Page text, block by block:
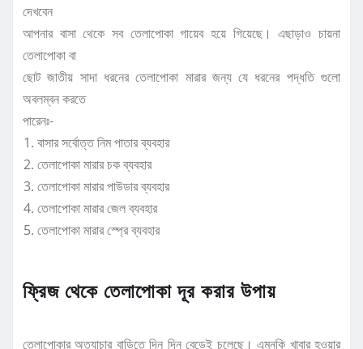
দেখবেন
আপনার বাসা থেকে সব তেলাপোকা গায়েব হয়ে গিয়েছে। এছাড়াও চায়না
তেলাপোকা বা
ছোট জাতীয় সাদা ধরনের তেলাপোকা মারার জন্য যে ধরনের পদ্ধতি গুলো
অবলম্বন করতে
পারেনঃ-
বাসার সর্বোত্ত নিম পাতার ব্যবহার
তেলাপোকা মারার চক ব্যবহার
তেলাপোকা মারার পাউডার ব্যবহার
তেলাপোকা মারার জেল ব্যবহার
তেলাপোকা মারার স্প্রে ব্যবহার
ফ্রিজ থেকে তেলাপোকা দূর করার উপায়
তেলাপোকার অত্যাচার বাড়িতে দিন দিন বেড়েই চলেছে। এমনকি খাবার হওয়ার